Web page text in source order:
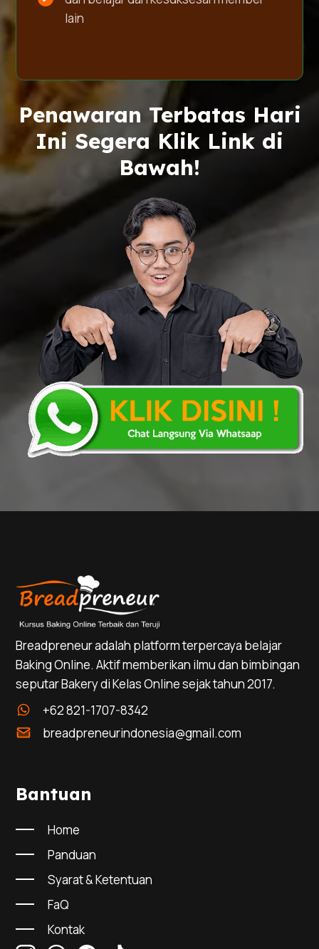
lain
Penawaran Terbatas Hari
Ini Segera Klik Link di
Bawah!
Breadpreneur adalah platform terpercaya belajar
Baking Online. Aktif memberikan ilmu dan bimbingan
seputar Bakery di Kelas Online sejak tahun 2017.
+62 821-1707-8342
breadpreneurindonesia@gmail.com
Bantuan
Home
Panduan
Syarat & Ketentuan
FaQ
Kontak